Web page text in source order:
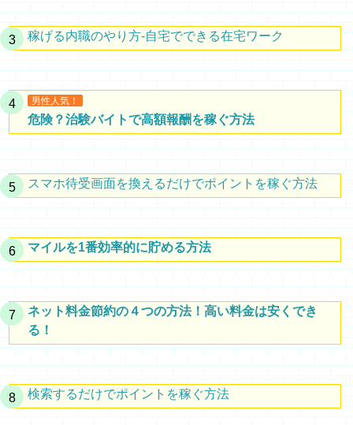
稼げる内職のやり方-自宅でできる在宅ワーク
男性人気！
危険？治験バイトで高額報酬を稼ぐ方法
スマホ待受画面を換えるだけでポイントを稼ぐ方法
マイルを1番効率的に貯める方法
ネット料金節約の４つの方法！高い料金は安くでき
る！
検索するだけでポイントを稼ぐ方法